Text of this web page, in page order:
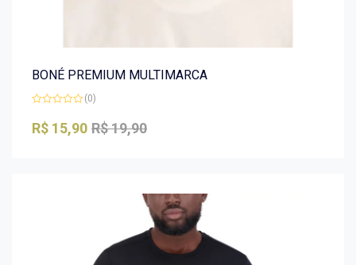
BONÉ PREMIUM MULTIMARCA
0
de
(0)
R$19,90
R$ 15,90